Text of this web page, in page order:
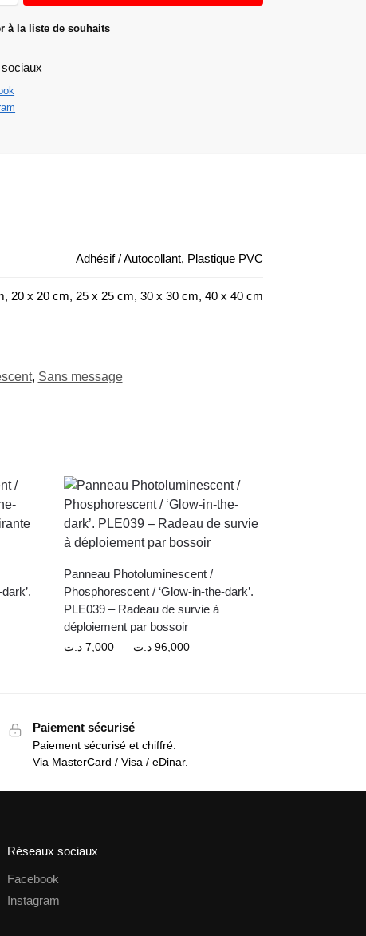
à la liste de souhaits
Adhésif / Autocollant, Plastique PVC
20 x 20 cm, 25 x 25 cm, 30 x 30 cm, 40 x 40 cm
, Sans message
Panneau Photoluminescent /
Phosphorescent / ‘Glow-in-the-dark’.
PLE039 – Radeau de survie à
déploiement par bossoir
7,000 د.ت – 96,000 د.ت
Paiement sécurisé
Paiement sécurisé et chiffré.
Via MasterCard / Visa / eDinar.
Réseaux sociaux
Facebook
Instagram